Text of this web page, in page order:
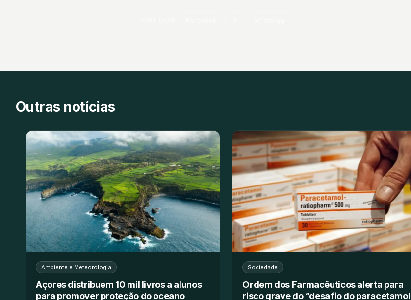
Outras notícias
Ambiente e Meteorologia
Açores distribuem 10 mil livros a alunos
para promover proteção do oceano
Sociedade
Ordem dos Farmacêuticos alerta para
risco grave do “desafio do